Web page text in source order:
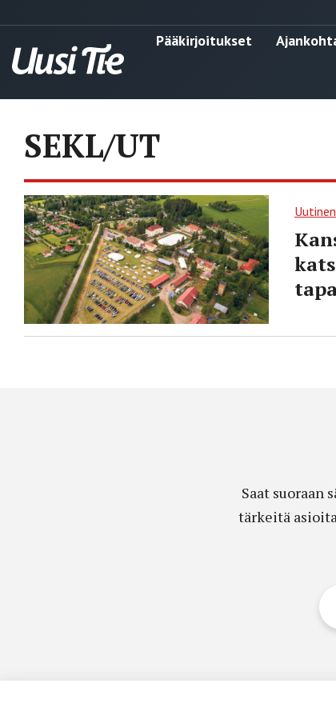
Pääkirjoitukset
SEKL/UT
Uutinen
Saat suoraan
tärkeitä